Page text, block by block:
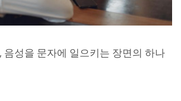
음성을 문자에 일으키는 장면의 하나